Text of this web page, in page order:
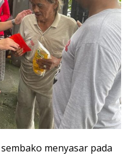
menyasar pada